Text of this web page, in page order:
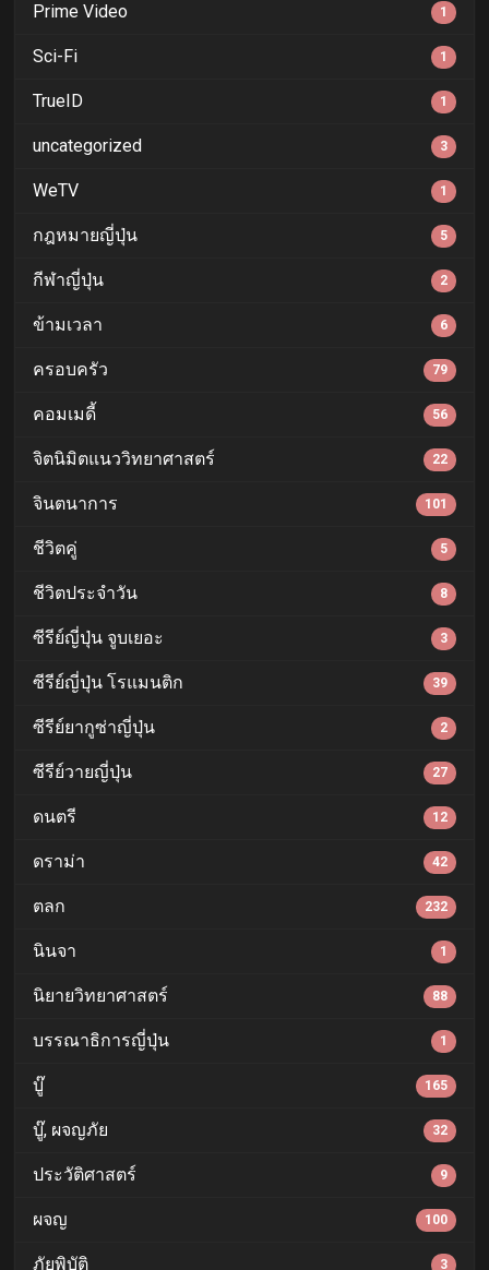
Prime Video 1
Sci-Fi 1
TrueID 1
uncategorized 3
WeTV 1
กฎหมายญี่ปุ่น 5
กีฬาญี่ปุ่น 2
ข้ามเวลา 6
ครอบครัว 79
คอมเมดี้ 56
จิตนิมิตแนววิทยาศาสตร์ 22
จินตนาการ 101
ชีวิตคู่ 5
ชีวิตประจำวัน 8
ซีรีย์ญี่ปุ่น จูบเยอะ 3
ซีรีย์ญี่ปุ่น โรแมนติก 39
ซีรีย์ยากูซ่าญี่ปุ่น 2
ซีรีย์วายญี่ปุ่น 27
ดนตรี 12
ดราม่า 42
ตลก 232
นินจา 1
นิยายวิทยาศาสตร์ 88
บรรณาธิการญี่ปุ่น 1
บู๊ 165
บู๊, ผจญภัย 32
ประวัติศาสตร์ 9
ผจญ 100
ภัยพิบัติ 3